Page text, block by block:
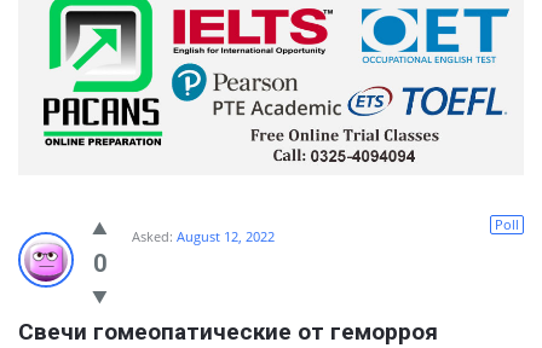
0
Poll
Asked: August 12, 2022
Свечи гомеопатические от геморроя